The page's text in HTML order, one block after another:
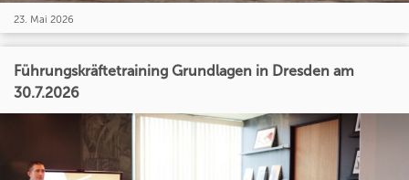
23. Mai 2026
Führungskräftetraining Grundlagen in Dresden am
30.7.2026